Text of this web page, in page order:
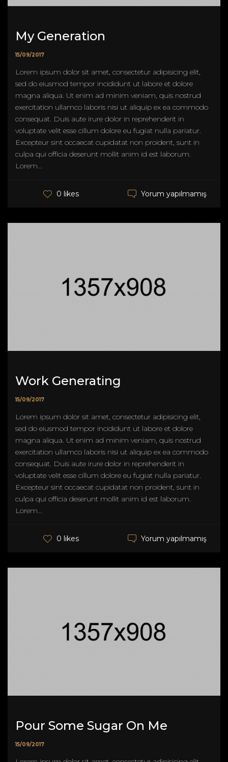
My Generation
15/09/2017
Lorem ipsum dolor sit amet, consectetur adipisicing elit,
sed do eiusmod tempor incididunt ut labore et dolore
magna aliqua. Ut enim ad minim veniam, quis nostrud
exercitation ullamco laboris nisi ut aliquip ex ea commodo
consequat. Duis aute irure dolor in reprehenderit in
voluptate velit esse cillum dolore eu fugiat nulla pariatur.
Excepteur sint occaecat cupidatat non proident, sunt in
culpa qui officia deserunt mollit anim id est laborum.
Lorem...
0 likes Yorum yapılmamış
Work Generating
15/09/2017
Lorem ipsum dolor sit amet, consectetur adipisicing elit,
sed do eiusmod tempor incididunt ut labore et dolore
magna aliqua. Ut enim ad minim veniam, quis nostrud
exercitation ullamco laboris nisi ut aliquip ex ea commodo
consequat. Duis aute irure dolor in reprehenderit in
voluptate velit esse cillum dolore eu fugiat nulla pariatur.
Excepteur sint occaecat cupidatat non proident, sunt in
culpa qui officia deserunt mollit anim id est laborum.
Lorem...
0 likes Yorum yapılmamış
Pour Some Sugar On Me
15/09/2017